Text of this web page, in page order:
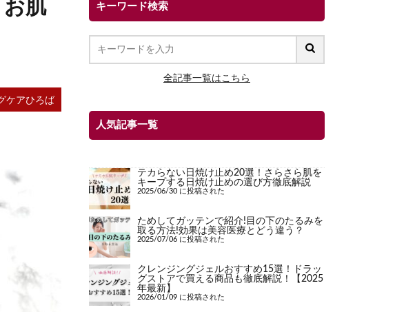
肌
ケアひろば
キーワード検索
全記事一覧はこちら
人気記事一覧
テカらない日焼け止め20選！さらさら肌を
キープする日焼け止めの選び方徹底解説
2025/06/30 に投稿された
ためしてガッテンで紹介!目の下のたるみを
取る方法!効果は美容医療とどう違う？
2025/07/06 に投稿された
クレンジングジェルおすすめ15選！ドラッ
グストアで買える商品も徹底解説！【2025
年最新】
2026/01/09 に投稿された